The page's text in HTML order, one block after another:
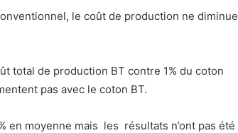
le coût de production ne diminue
total de production BT contre 1% du coton
pas avec le coton BT.
en moyenne mais les résultats n’ont pas été